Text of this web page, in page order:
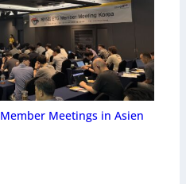
Meetings in Asien